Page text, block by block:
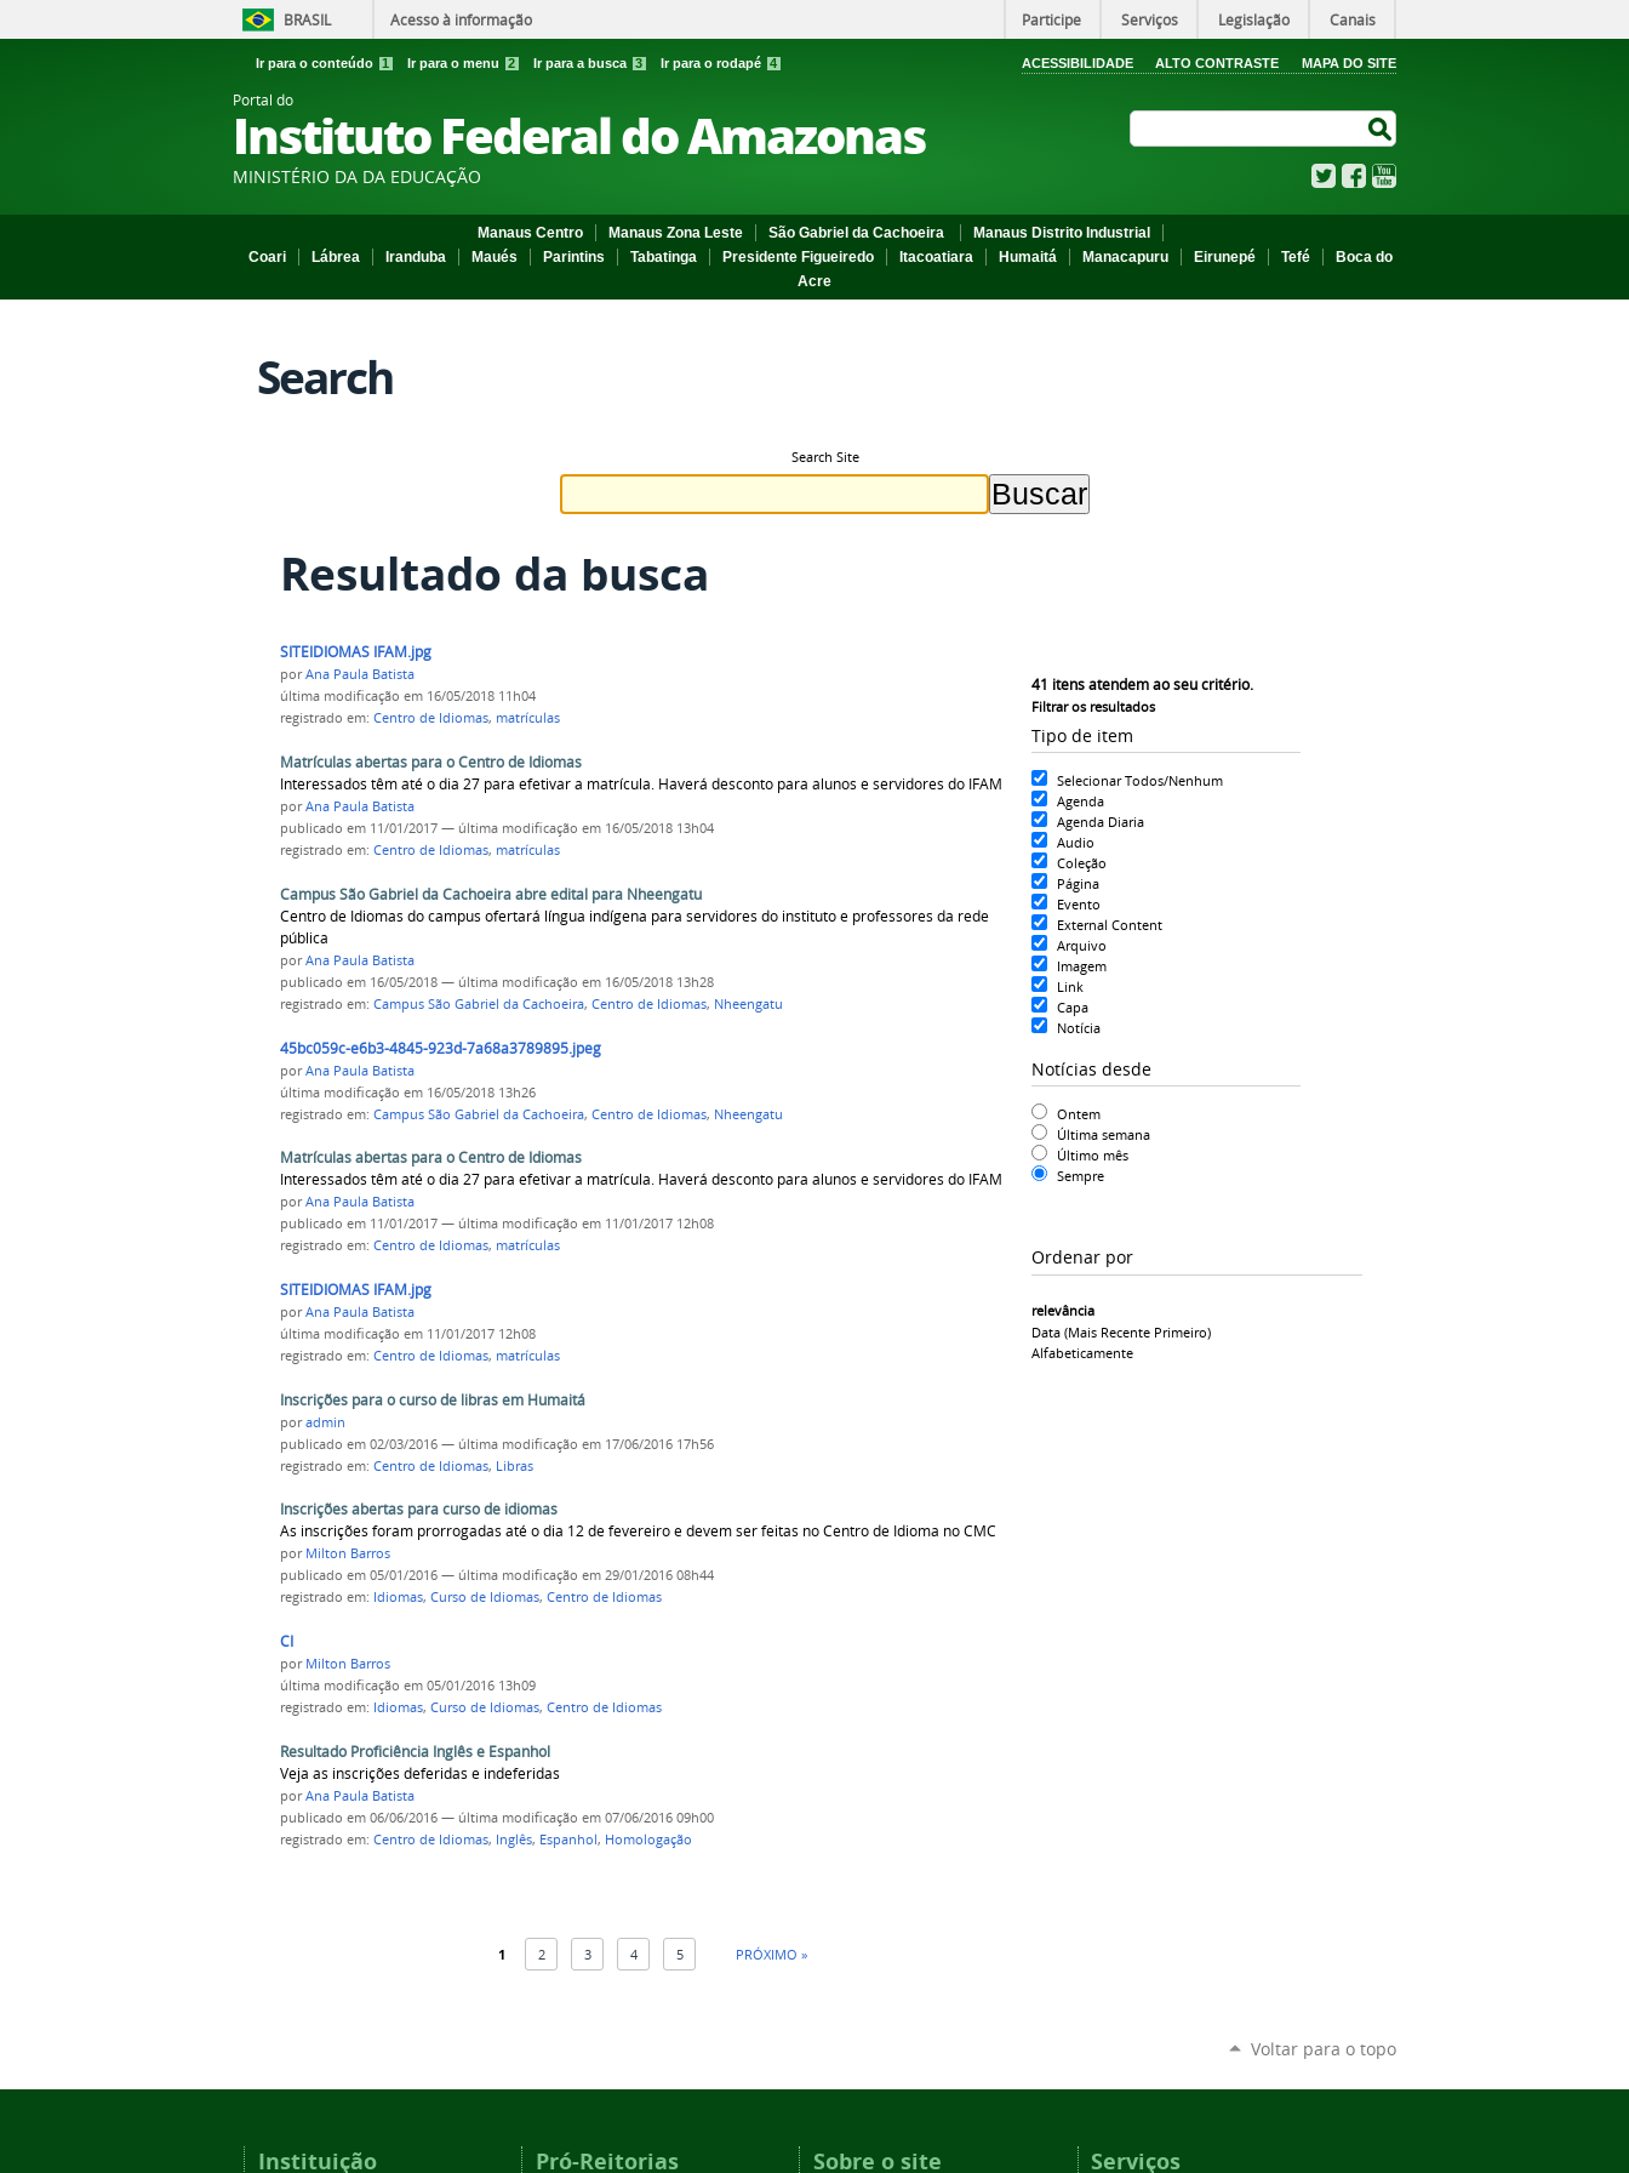
BRASIL Acesso à informação Participe Serviços Legislação Canais
Ir para o conteúdo 1 Ir para o menu 2 Ir para a busca 3 Ir para o rodapé 4 ACESSIBILIDADE ALTO CONTRASTE MAPA DO SITE
Portal do
Instituto Federal do Amazonas
MINISTÉRIO DA DA EDUCAÇÃO TwitterFacebook
Manaus Centro Manaus Zona Leste São Gabriel da Cachoeira
Manaus Distrito Industrial
Coari
Lábrea Iranduba Maués Parintins Tabatinga Presidente Figueiredo Itacoatiara Humaitá Manacapuru Eirunepé Tefé
Boca do
Acre
Search
Search Site
Resultado da busca
41 itens atendem ao seu critério.
Filtrar os resultados
Tipo de item
Selecionar Todos/Nenhum
Agenda
Agenda Diaria
Audio
Coleção
Página
Evento
External Content
Arquivo
Imagem
Link
Capa
Notícia
Notícias desde
Ontem
Última semana
Último mês
Sempre
Ordenar por
relevância
Data (mais Recente Primeiro)
Alfabeticamente
SITEIDIOMAS IFAM.jpg
porAna Paula Batista
última modificação em 16/05/2018 11h04
registrado em: Centro de Idiomas, matrículas
Matrículas abertas para o Centro de Idiomas
Interessados têm até o dia 27 para efetivar a matrícula. Haverá desconto para alunos e servidores do IFAM
porAna Paula Batista
publicado em 11/01/2017 — última modificação em 16/05/2018 13h04
registrado em: Centro de Idiomas, matrículas
Campus São Gabriel da Cachoeira abre edital para Nheengatu
Centro de Idiomas do campus ofertará língua indígena para servidores do instituto e professores da rede
pública
porAna Paula Batista
publicado em 16/05/2018 — última modificação em 16/05/2018 13h28
registrado em: Campus São Gabriel da Cachoeira, Centro de Idiomas, Nheengatu
45bc059c-e6b3-4845-923d-7a68a3789895.jpeg
porAna Paula Batista
última modificação em 16/05/2018 13h26
registrado em: Campus São Gabriel da Cachoeira, Centro de Idiomas, Nheengatu
Matrículas abertas para o Centro de Idiomas
Interessados têm até o dia 27 para efetivar a matrícula. Haverá desconto para alunos e servidores do IFAM
porAna Paula Batista
publicado em 11/01/2017 — última modificação em 11/01/2017 12h08
registrado em: Centro de Idiomas, matrículas
SITEIDIOMAS IFAM.jpg
porAna Paula Batista
última modificação em 11/01/2017 12h08
registrado em: Centro de Idiomas, matrículas
Inscrições para o curso de libras em Humaitá
poradmin
publicado em 02/03/2016 — última modificação em 17/06/2016 17h56
registrado em: Centro de Idiomas, Libras
Inscrições abertas para curso de idiomas
As inscrições foram prorrogadas até o dia 12 de fevereiro e devem ser feitas no Centro de Idioma no CMC
por Milton Barros
publicado em 05/01/2016 — última modificação em 29/01/2016 08h44
registrado em: Idiomas, Curso de Idiomas, Centro de Idiomas
CI
por Milton Barros
última modificação em 05/01/2016 13h09
registrado em: Idiomas, Curso de Idiomas, Centro de Idiomas
Resultado Proficiência Inglês e Espanhol
Veja as inscrições deferidas e indeferidas
porAna Paula Batista
publicado em 06/06/2016 — última modificação em 07/06/2016 09h00
registrado em: Centro de Idiomas, Inglês, Espanhol, Homologação
1 2 3 4 5 PRÓXIMO »
Voltar para o topo
Instituição Pró-Reitorias Sobre o site Serviços